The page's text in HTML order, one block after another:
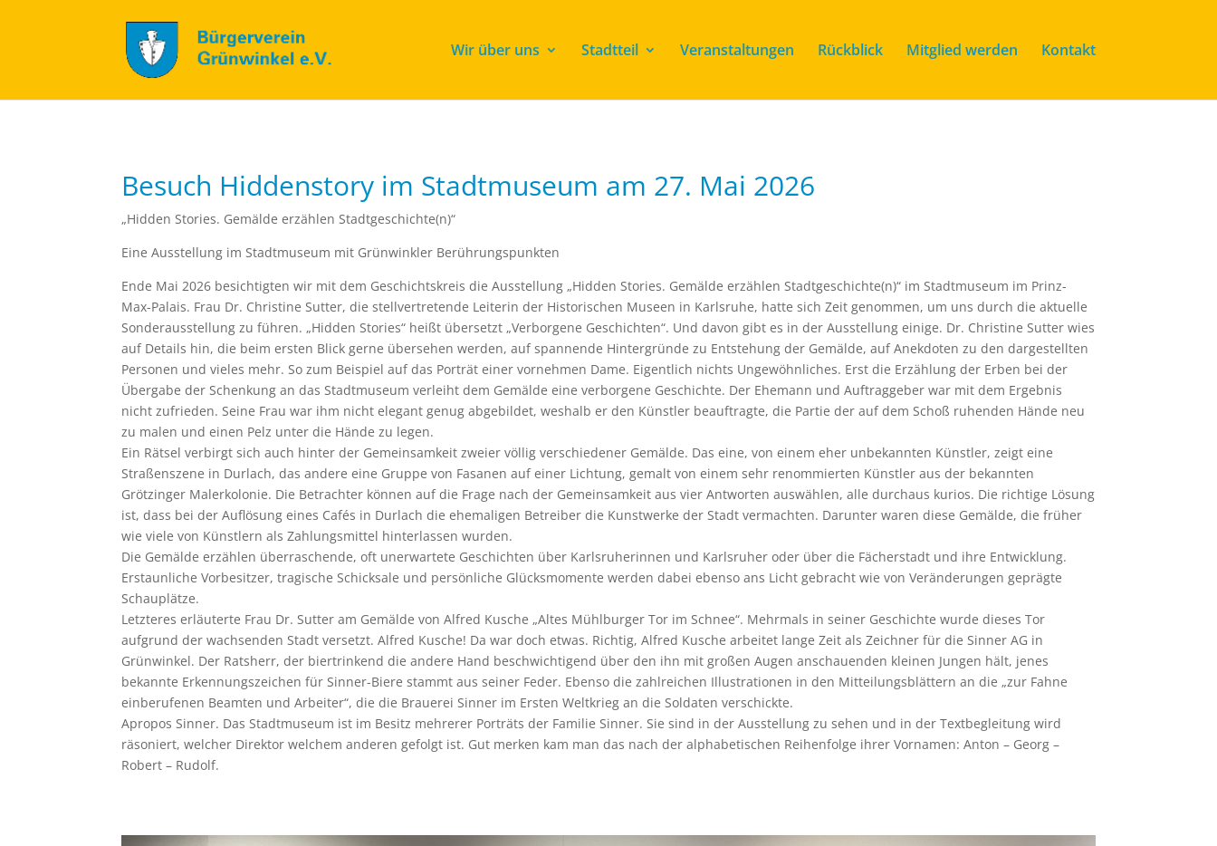
Wir über uns Stadtteil Veranstaltungen Rückblick Mitglied werden Kontakt
Besuch Hiddenstory im Stadtmuseum am 27. Mai 2026
„Hidden Stories. Gemälde erzählen Stadtgeschichte(n)“
Eine Ausstellung im Stadtmuseum mit Grünwinkler Berührungspunkten
Ende Mai 2026 besichtigten wir mit dem Geschichtskreis die Ausstellung „Hidden Stories. Gemälde erzählen Stadtgeschichte(n)“ im Stadtmuseum im Prinz-
Max-Palais. Frau Dr. Christine Sutter, die stellvertretende Leiterin der Historischen Museen in Karlsruhe, hatte sich Zeit genommen, um uns durch die aktuelle
Sonderausstellung zu führen. „Hidden Stories“ heißt übersetzt „Verborgene Geschichten“. Und davon gibt es in der Ausstellung einige. Dr. Christine Sutter wies
auf Details hin, die beim ersten Blick gerne übersehen werden, auf spannende Hintergründe zu Entstehung der Gemälde, auf Anekdoten zu den dargestellten
Personen und vieles mehr. So zum Beispiel auf das Porträt einer vornehmen Dame. Eigentlich nichts Ungewöhnliches. Erst die Erzählung der Erben bei der
Übergabe der Schenkung an das Stadtmuseum verleiht dem Gemälde eine verborgene Geschichte. Der Ehemann und Auftraggeber war mit dem Ergebnis
nicht zufrieden. Seine Frau war ihm nicht elegant genug abgebildet, weshalb er den Künstler beauftragte, die Partie der auf dem Schoß ruhenden Hände neu
zu malen und einen Pelz unter die Hände zu legen.
Ein Rätsel verbirgt sich auch hinter der Gemeinsamkeit zweier völlig verschiedener Gemälde. Das eine, von einem eher unbekannten Künstler, zeigt eine
Straßenszene in Durlach, das andere eine Gruppe von Fasanen auf einer Lichtung, gemalt von einem sehr renommierten Künstler aus der bekannten
Grötzinger Malerkolonie. Die Betrachter können auf die Frage nach der Gemeinsamkeit aus vier Antworten auswählen, alle durchaus kurios. Die richtige Lösung
ist, dass bei der Auflösung eines Cafés in Durlach die ehemaligen Betreiber die Kunstwerke der Stadt vermachten. Darunter waren diese Gemälde, die früher
wie viele von Künstlern als Zahlungsmittel hinterlassen wurden.
Die Gemälde erzählen überraschende, oft unerwartete Geschichten über Karlsruherinnen und Karlsruher oder über die Fächerstadt und ihre Entwicklung.
Erstaunliche Vorbesitzer, tragische Schicksale und persönliche Glücksmomente werden dabei ebenso ans Licht gebracht wie von Veränderungen geprägte
Schauplätze.
Letzteres erläuterte Frau Dr. Sutter am Gemälde von Alfred Kusche „Altes Mühlburger Tor im Schnee“. Mehrmals in seiner Geschichte wurde dieses Tor
aufgrund der wachsenden Stadt versetzt. Alfred Kusche! Da war doch etwas. Richtig, Alfred Kusche arbeitet lange Zeit als Zeichner für die Sinner AG in
Grünwinkel. Der Ratsherr, der biertrinkend die andere Hand beschwichtigend über den ihn mit großen Augen anschauenden kleinen Jungen hält, jenes
bekannte Erkennungszeichen für Sinner-Biere stammt aus seiner Feder. Ebenso die zahlreichen Illustrationen in den Mitteilungsblättern an die „zur Fahne
einberufenen Beamten und Arbeiter“, die die Brauerei Sinner im Ersten Weltkrieg an die Soldaten verschickte.
Apropos Sinner. Das Stadtmuseum ist im Besitz mehrerer Porträts der Familie Sinner. Sie sind in der Ausstellung zu sehen und in der Textbegleitung wird
räsoniert, welcher Direktor welchem anderen gefolgt ist. Gut merken kam man das nach der alphabetischen Reihenfolge ihrer Vornamen: Anton – Georg –
Robert – Rudolf.